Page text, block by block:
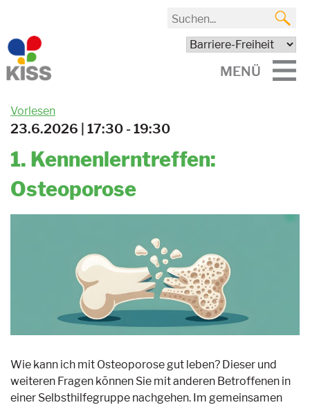
MENÜ
Vorlesen
23.6.2026 | 17:30 - 19:30
1. Kennenlerntreffen:
Osteoporose
Wie kann ich mit Osteoporose gut leben? Dieser und
weiteren Fragen können Sie mit anderen Betroffenen in
einer Selbsthilfegruppe nachgehen. Im gemeinsamen